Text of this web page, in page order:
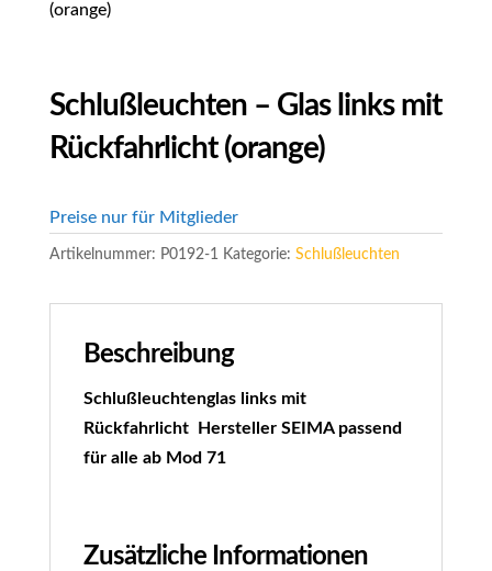
(orange)
Schlußleuchten – Glas links mit
Rückfahrlicht (orange)
Preise nur für Mitglieder
Artikelnummer: P0192-1 Kategorie: Schlußleuchten
Beschreibung
Schlußleuchtenglas links mit
Rückfahrlicht Hersteller SEIMA passend
für alle ab Mod 71
Zusätzliche Informationen